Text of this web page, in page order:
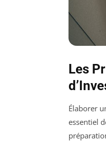
Les
Élaborer
essentiel